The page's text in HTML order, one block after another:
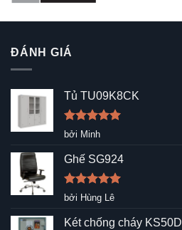
ĐÁNH GIÁ
Tủ TU09K8CK
Được xếp
sao
bởi Minh
Ghế SG924
Được xếp
5
sao
bởi Hùng Lê
Két chống cháy KS50D